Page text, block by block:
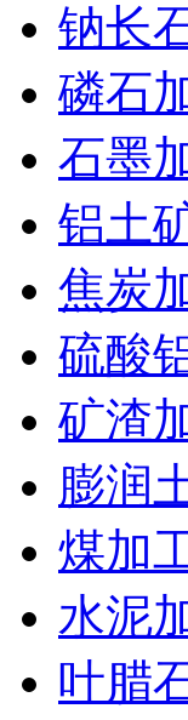
钠长
磷石
石墨
铝土
焦炭
硫酸
矿渣
膨润
煤加
水泥
叶腊